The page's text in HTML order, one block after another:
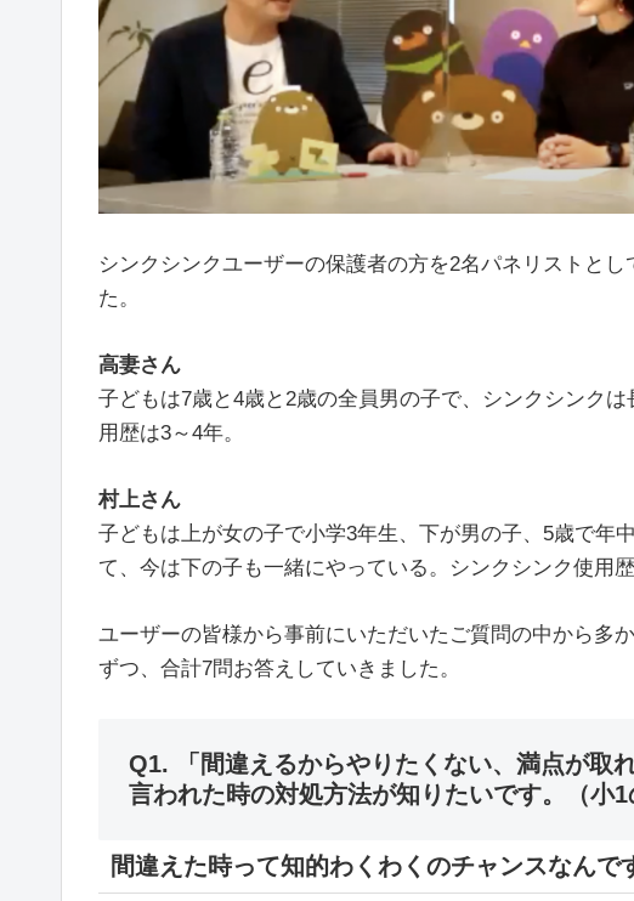
シンクシンクユーザーの保護者の方を2名パネリストと
た。
高妻さん
子どもは7歳と4歳と2歳の全員男の子で、シンクシンク
用歴は3～4年。
村上さん
子どもは上が女の子で小学3年生、下が男の子、5歳で年
て、今は下の子も一緒にやっている。シンクシンク使用歴
ユーザーの皆様から事前にいただいたご質問の中から多
ずつ、合計7問お答えしていきました。
Q1. 「間違えるからやりたくない、満点が取
言われた時の対処方法が知りたいです。（小1
間違えた時って知的わくわくのチャンスなんで